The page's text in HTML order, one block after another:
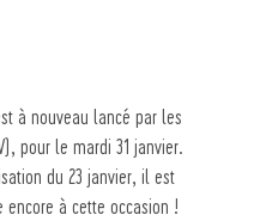
à nouveau lancé par les
pour le mardi 31 janvier.
du 23 janvier, il est
à cette occasion !